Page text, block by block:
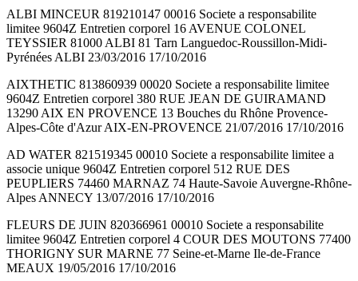
ALBI MINCEUR 819210147 00016 Societe a responsabilite
limitee 9604Z Entretien corporel 16 AVENUE COLONEL
TEYSSIER 81000 ALBI 81 Tarn Languedoc-Roussillon-Midi-
Pyrénées ALBI 23/03/2016 17/10/2016
AIXTHETIC 813860939 00020 Societe a responsabilite limitee
9604Z Entretien corporel 380 RUE JEAN DE GUIRAMAND
13290 AIX EN PROVENCE 13 Bouches du Rhône Provence-
Alpes-Côte d'Azur AIX-EN-PROVENCE 21/07/2016 17/10/2016
AD WATER 821519345 00010 Societe a responsabilite limitee a
associe unique 9604Z Entretien corporel 512 RUE DES
PEUPLIERS 74460 MARNAZ 74 Haute-Savoie Auvergne-Rhône-
Alpes ANNECY 13/07/2016 17/10/2016
FLEURS DE JUIN 820366961 00010 Societe a responsabilite
limitee 9604Z Entretien corporel 4 COUR DES MOUTONS 77400
THORIGNY SUR MARNE 77 Seine-et-Marne Ile-de-France
MEAUX 19/05/2016 17/10/2016